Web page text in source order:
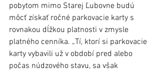
pobytom mimo Starej Ľubovne budú
môcť získať ročné parkovacie karty s
rovnakou dĺžkou platnosti v zmysle
platného cenníka. „Tí, ktorí si parkovacie
karty vybavili už v období pred alebo
počas núdzového stavu, sa však